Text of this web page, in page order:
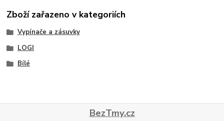
Zboží zařazeno v kategoriích
Vypínače a zásuvky
LOGI
Bílé
BezTmy.cz